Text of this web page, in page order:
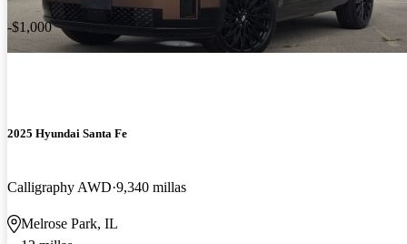
-$1,000
2025 Hyundai Santa Fe
Calligraphy AWD 9,340 millas
Melrose Park, IL